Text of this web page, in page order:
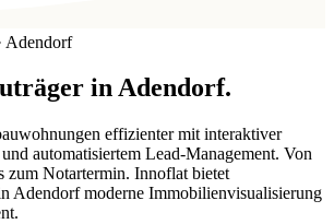
Adendorf
inAdendorf.
effizienter mit interaktiver
automatisiertem Lead-Management. Von
zum Notartermin. Innoflat bietet
Adendorf moderne Immobilienvisualisierung